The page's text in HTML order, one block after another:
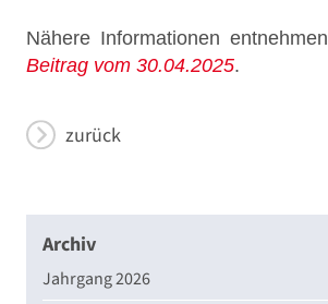
Nähere Informationen
Beitrag vom 30.04.2025.
zurück
Archiv
Jahrgang 2026